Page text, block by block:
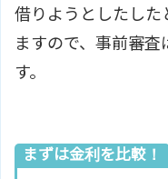
借りようとしたした
ますので、事前審
す。
まずは金利を比較！